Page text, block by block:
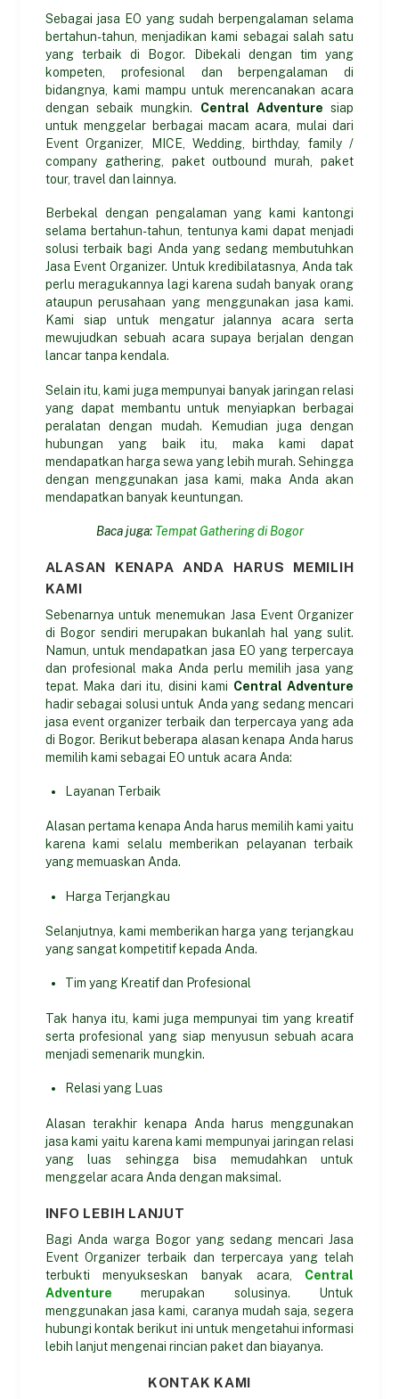
Sebagai jasa EO yang sudah berpengalaman selama
bertahun-tahun, menjadikan kami sebagai salah satu
yang terbaik di Bogor. Dibekali dengan tim yang
kompeten, profesional dan berpengalaman di
bidangnya, kami mampu untuk merencanakan acara
dengan sebaik mungkin. Central Adventuresiap
untuk menggelar berbagai macam acara, mulai dari
Event Organizer, MICE, Wedding, birthday, family /
company gathering, paket outbound murah, paket
tour, travel dan lainnya.
Berbekal dengan pengalaman yang kami kantongi
selama bertahun-tahun, tentunya kami dapat menjadi
solusi terbaik bagi Anda yang sedang membutuhkan
Jasa Event Organizer. Untuk kredibilatasnya, Anda tak
perlu meragukannya lagi karena sudah banyak orang
ataupun perusahaan yang menggunakan jasa kami.
Kami siap untuk mengatur jalannya acara serta
mewujudkan sebuah acara supaya berjalan dengan
lancar tanpa kendala.
Selain itu, kami juga mempunyai banyak jaringan relasi
yang dapat membantu untuk menyiapkan berbagai
peralatan dengan mudah. Kemudian juga dengan
hubungan yang baik itu, maka kami dapat
mendapatkan harga sewa yang lebih murah. Sehingga
dengan menggunakan jasa kami, maka Anda akan
mendapatkan banyak keuntungan.
Baca juga: Tempat Gathering di Bogor
ALASAN KENAPA ANDA HARUS MEMILIH
KAMI
Sebenarnya untuk menemukan Jasa Event Organizer
di Bogor sendiri merupakan bukanlah hal yang sulit.
Namun, untuk mendapatkan jasa EO yang terpercaya
dan profesional maka Anda perlu memilih jasa yang
tepat. Maka dari itu, disini kami Central Adventure
hadir sebagai solusi untuk Anda yang sedang mencari
jasa event organizer terbaik dan terpercaya yang ada
di Bogor. Berikut beberapa alasan kenapa Anda harus
memilih kami sebagai EO untuk acara Anda:
Layanan Terbaik
Alasan pertama kenapa Anda harus memilih kami yaitu
karena kami selalu memberikan pelayanan terbaik
yang memuaskan Anda.
Harga Terjangkau
Selanjutnya, kami memberikan harga yang terjangkau
yang sangat kompetitif kepada Anda.
Tim yang Kreatif dan Profesional
Tak hanya itu, kami juga mempunyai tim yang kreatif
serta profesional yang siap menyusun sebuah acara
menjadi semenarik mungkin.
Relasi yang Luas
Alasan terakhir kenapa Anda harus menggunakan
jasa kami yaitu karena kami mempunyai jaringan relasi
yang luas sehingga bisa memudahkan untuk
menggelar acara Anda dengan maksimal.
INFO LEBIH LANJUT
Bagi Anda warga Bogor yang sedang mencari Jasa
Event Organizer terbaik dan terpercaya yang telah
terbukti menyukseskan banyak acara, Central
Adventuremerupakan solusinya. Untuk
menggunakan jasa kami, caranya mudah saja, segera
hubungi kontak berikut ini untuk mengetahui informasi
lebih lanjut mengenai rincian paket dan biayanya.
KONTAK KAMI